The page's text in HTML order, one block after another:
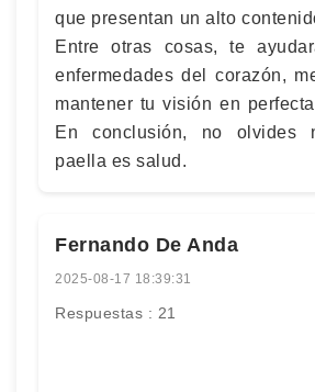
que presentan un alto
Entre otras cosas, te
enfermedades del corazón,
mantener tu visión en
En conclusión, no olvides
paella es salud.
Fernando De Anda
2025-08-17 18:39:31
Respuestas : 21